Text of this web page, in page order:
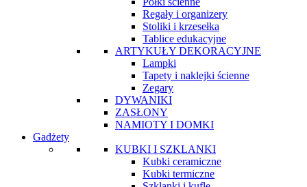
Regały i organizery
Stoliki i krzesełka
Tablice edukacyjne
ARTYKUŁY DEKORACYJNE
Lampki
Tapety i naklejki ścienne
Zegary
DYWANIKI
ZASŁONY
NAMIOTY I DOMKI
Gadżety
KUBKI I SZKLANKI
Kubki ceramiczne
Kubki termiczne